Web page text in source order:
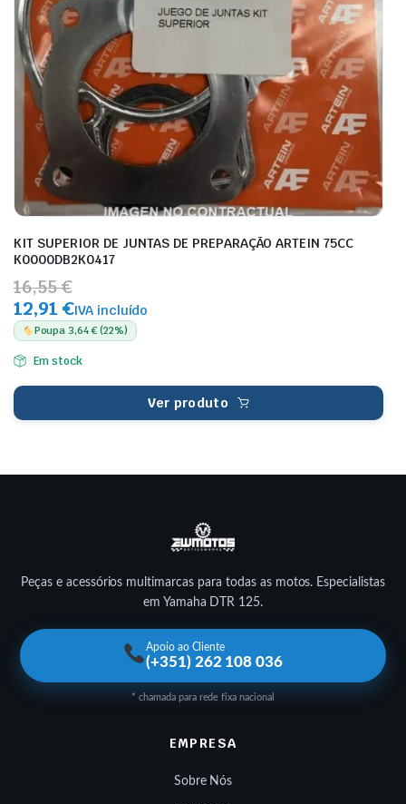
KIT SUPERIOR DE JUNTAS DE PREPARAÇÃO ARTEIN 75CC
K0000DB2K0417
16,55 €
12,91 €IVA incluído
Poupa 3,64 € (22%)
Em stock
Ver produto
Peças e acessórios multimarcas para todas as motos. Especialistas
em Yamaha DTR 125.
Apoio ao Cliente
(+351) 262 108 036
* chamada para rede fixa nacional
EMPRESA
Sobre Nós